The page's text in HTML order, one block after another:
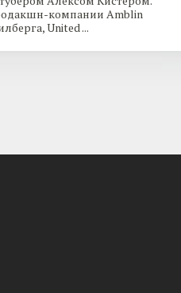
компании Amblin
United ...